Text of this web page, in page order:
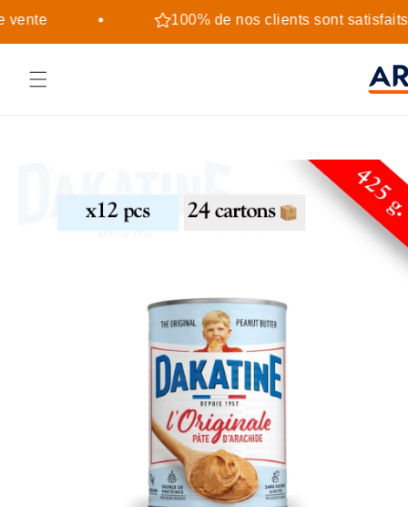
passer
100% de nos clients sont satisfaits